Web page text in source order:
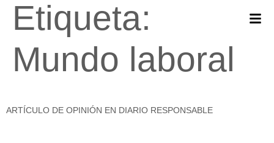
Etiqueta:
Mundo laboral
ARTÍCULO DE OPINIÓN EN DIARIO RESPONSABLE